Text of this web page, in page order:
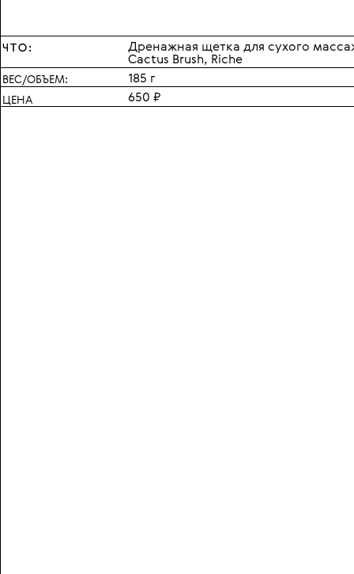
Дренажная щетка для сухого
Cactus Brush, Riche
185 г
650 ₽
ЧТО:
ЧТО:
ВЕС/ОБЪЕМ:
ЦЕНА